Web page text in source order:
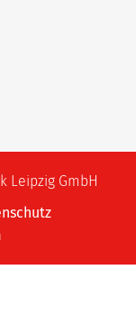
Leipzig GmbH